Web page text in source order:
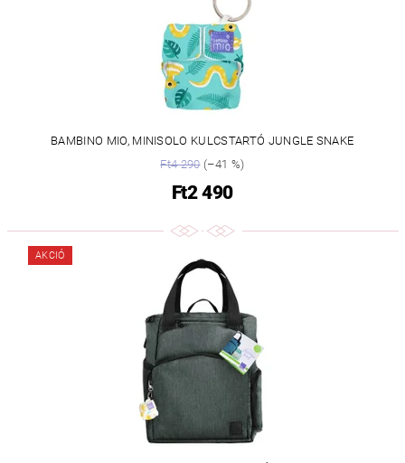
BAMBINO MIO, MINISOLO KULCSTARTÓ JUNGLE SNAKE
Ft4 290(–41 %)
Ft2 490
AKCIÓ